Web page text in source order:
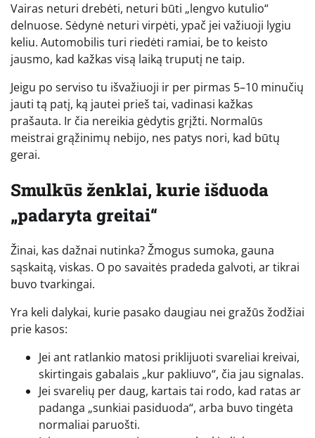
Vairas neturi drebėti, neturi būti „lengvo kutulio“
delnuose. Sėdynė neturi virpėti, ypač jei važiuoji lygiu
keliu. Automobilis turi riedėti ramiai, be to keisto
jausmo, kad kažkas visą laiką truputį ne taip.
Jeigu po serviso tu išvažiuoji ir per pirmas 5–10 minučių
jauti tą patį, ką jautei prieš tai, vadinasi kažkas
prašauta. Ir čia nereikia gėdytis grįžti. Normalūs
meistrai grąžinimų nebijo, nes patys nori, kad būtų
gerai.
Smulkūs ženklai, kurie išduoda
„padaryta greitai“
Žinai, kas dažnai nutinka? Žmogus sumoka, gauna
sąskaitą, viskas. O po savaitės pradeda galvoti, ar tikrai
buvo tvarkingai.
Yra keli dalykai, kurie pasako daugiau nei gražūs žodžiai
prie kasos:
Jei ant ratlankio matosi priklijuoti svareliai kreivai,
skirtingais gabalais „kur pakliuvo“, čia jau signalas.
Jei svarelių per daug, kartais tai rodo, kad ratas ar
padanga „sunkiai pasiduoda“, arba buvo tingėta
normaliai paruošti.